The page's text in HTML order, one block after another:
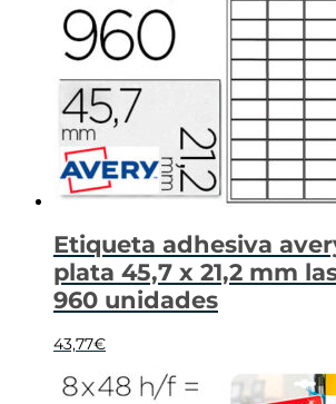
Etiqueta adhesiva
plata 45,7 x 21,2 mm
960 unidades
43,77€